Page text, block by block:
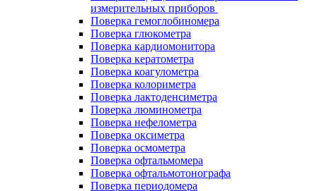
измерительных приборов
Поверка гемоглобиномера
Поверка глюкометра
Поверка кардиомонитора
Поверка кератометра
Поверка коагулометра
Поверка колориметра
Поверка лактоденсиметра
Поверка люминометра
Поверка нефелометра
Поверка оксиметра
Поверка осмометра
Поверка офтальмомера
Поверка офтальмотонографа
Поверка периодомера